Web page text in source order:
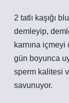
2 tatlı kaşığı
demleyip,
karnına
gün boyunca
sperm kalitesi
savunuyor.